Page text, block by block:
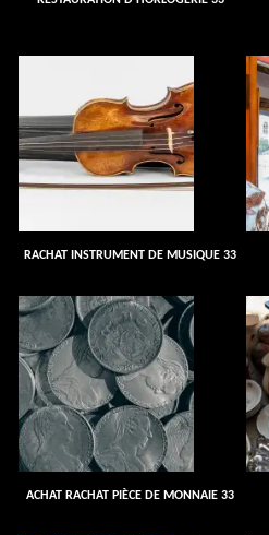
RACHAT INSTRUMENT DE MUSIQUE 33
ACHAT RACHAT PIÈCE DE MONNAIE 33